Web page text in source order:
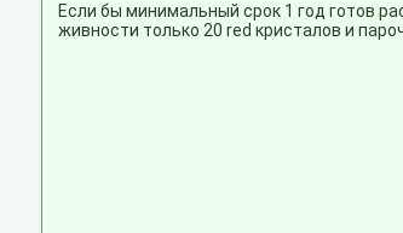
Если бы минимальный срок 1 год готов
живности только 20 red кристалов и